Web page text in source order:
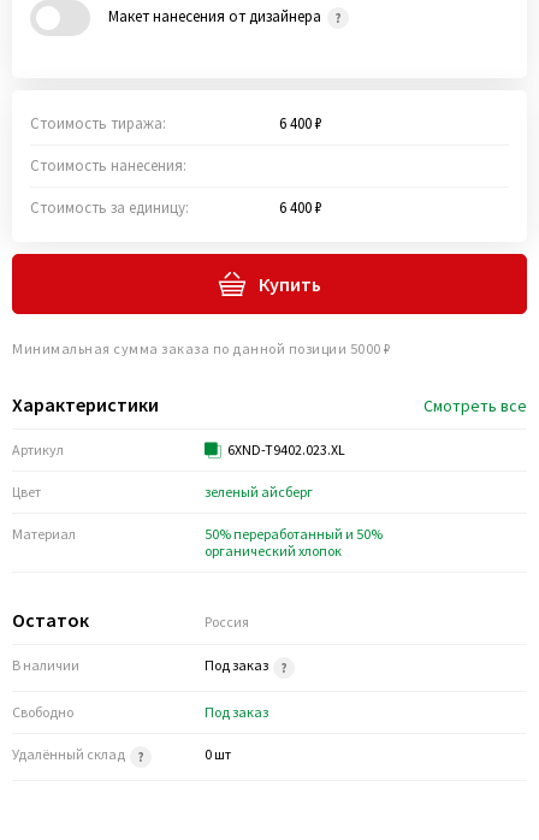
Характеристики Смотреть все
Артикул 6XND-T9402.023.XL
Цвет зеленый айсберг
Материал
50% переработанный и 50%
органический хлопок
Остаток Россия
В наличии Под заказ
Свободно Под заказ
Удалённый склад 0 шт
Макет нанесения от дизайнера
Стоимость тиража: 6 400 ₽
Стоимость нанесения:
Стоимость за единицу: 6 400 ₽
Купить
Минимальная сумма заказа по данной позиции 5000 ₽